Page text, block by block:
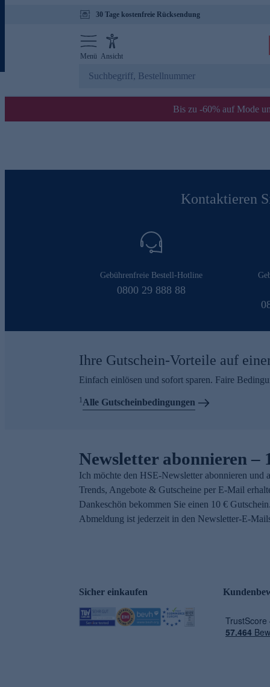
30 Tage kostenfreie Rücksendung
Menü Ansicht
Bis zu -60% auf Mode
Kontaktieren
Gebührenfreie Bestell-Hotline
0800 29 888 88
Ihre Gutschein-Vorteile auf
Einfach einlösen und sofort sparen. Faire
1Alle Gutscheinbedingungen
Newsletter abonnieren –
Ich möchte den HSE-Newsletter abonnieren und
Trends, Angebote & Gutscheine per E-Mail
Dankeschön bekommen Sie einen 10 €
Abmeldung ist jederzeit in den Newsletter-E-
Sicher einkaufen